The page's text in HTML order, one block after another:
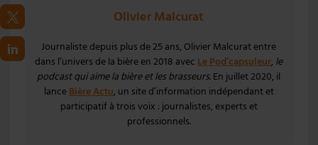
Olivier Malcurat
Journaliste depuis plus de 25 ans, Olivier Malcurat entre
dans l’univers de la bière en 2018 avecLe Pod’capsuleur, le
podcast qui aime la bière et les brasseurs. En juillet 2020, il
lanceBière Actu, un site d’information indépendant et
participatif à trois voix : journalistes, experts et
professionnels.